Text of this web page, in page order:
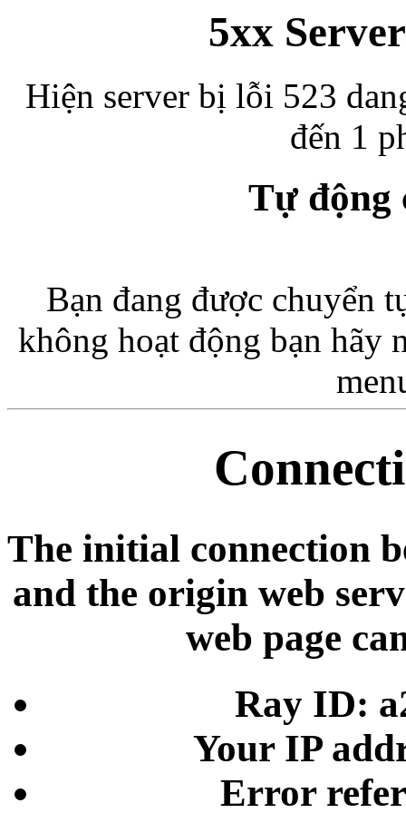
5xx
Hiện server bị lỗi 523
đến 1
Tự động
Bạn đang được chuyển
không hoạt động bạn hãy
The initial connection
and the origin web
web page
Ray ID:
Your IP
Error